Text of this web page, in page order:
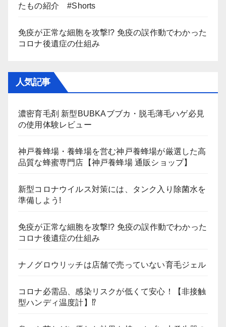
たもの紹介 #Shorts
免疫が正常な細胞を攻撃!? 免疫の誤作動でわかった
コロナ後遺症の仕組み
人気記事
濃密育毛剤 新型BUBKAブブカ・脱毛薄毛ハゲ必見
の使用体験レビュー
神戸養蜂場・養蜂場を営む神戸養蜂場が厳選した高
品質な蜂蜜専門店【神戸養蜂場 通販ショップ】
新型コロナウイルス対策には、タンク入り除菌水を
準備しよう!
免疫が正常な細胞を攻撃!? 免疫の誤作動でわかった
コロナ後遺症の仕組み
ナノグロウリッチは店舗で売っていない育毛ジェル
コロナ必需品、感染リスクが低くて安心！【非接触
型ハンディ温度計】⁉